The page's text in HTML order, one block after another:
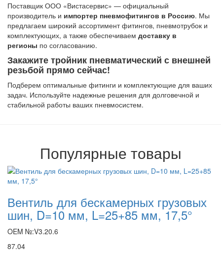
Поставщик ООО «Вистасервис» — официальный
производитель и импортер пневмофитингов в Россию. Мы
предлагаем широкий ассортимент фитингов, пневмотрубок и
комплектующих, а также обеспечиваем доставку в
регионы по согласованию.
Закажите тройник пневматический с внешней
резьбой прямо сейчас!
Подберем оптимальные фитинги и комплектующие для ваших
задач. Используйте надежные решения для долговечной и
стабильной работы ваших пневмосистем.
Популярные товары
Вентиль для бескамерных грузовых
шин, D=10 мм, L=25+85 мм, 17,5°
OEM №:V3.20.6
87.04